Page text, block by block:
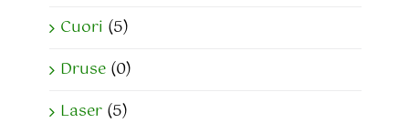
Cuori (5)
Druse (0)
Laser (5)